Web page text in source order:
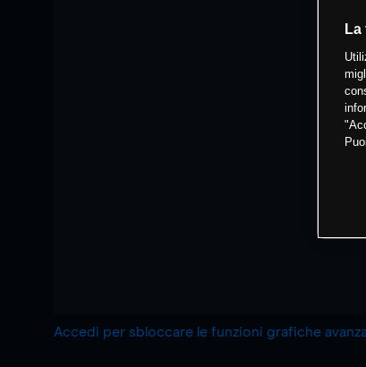
Accedi per sbloccare le funzioni grafiche